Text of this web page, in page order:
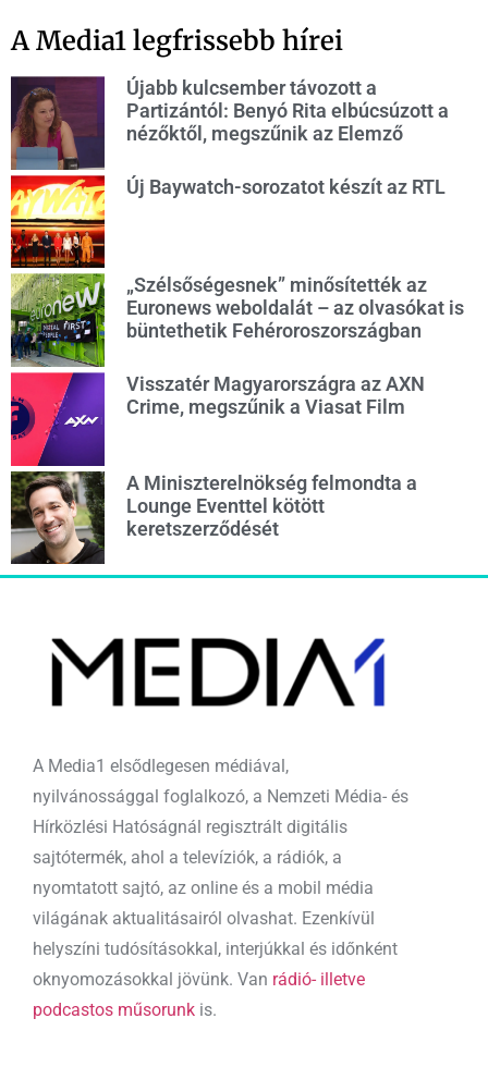
A Media1 legfrissebb hírei
Újabb kulcsember távozott a
Partizántól: Benyó Rita elbúcsúzott a
nézőktől, megszűnik az Elemző
Új Baywatch-sorozatot készít az RTL
„Szélsőségesnek” minősítették az
Euronews weboldalát – az olvasókat is
büntethetik Fehéroroszországban
Visszatér Magyarországra az AXN
Crime, megszűnik a Viasat Film
A Miniszterelnökség felmondta a
Lounge Eventtel kötött
keretszerződését
A Media1 elsődlegesen médiával,
nyilvánossággal foglalkozó, a Nemzeti Média- és
Hírközlési Hatóságnál regisztrált digitális
sajtótermék, ahol a televíziók, a rádiók, a
nyomtatott sajtó, az online és a mobil média
világának aktualitásairól olvashat. Ezenkívül
helyszíni tudósításokkal, interjúkkal és időnként
oknyomozásokkal jövünk. Van rádió- illetve
podcastos műsorunk is.